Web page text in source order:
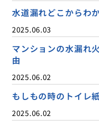
水道漏れどこからわ
2025.06.03
マンションの水漏れ
由
2025.06.02
もしもの時のトイレ
2025.06.02